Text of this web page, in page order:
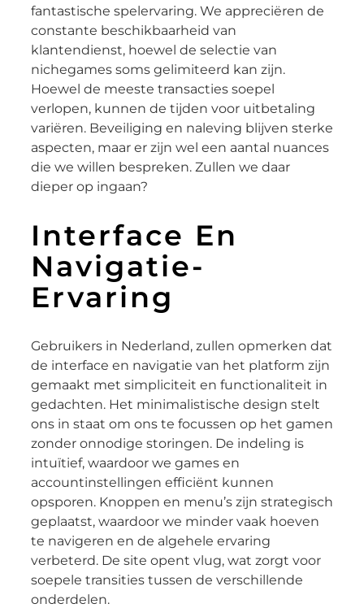
fantastische spelervaring. We appreciëren de
constante beschikbaarheid van
klantendienst, hoewel de selectie van
nichegames soms gelimiteerd kan zijn.
Hoewel de meeste transacties soepel
verlopen, kunnen de tijden voor uitbetaling
variëren. Beveiliging en naleving blijven sterke
aspecten, maar er zijn wel een aantal nuances
die we willen bespreken. Zullen we daar
dieper op ingaan?
Interface En
Navigatie-
Ervaring
Gebruikers in Nederland, zullen opmerken dat
de interface en navigatie van het platform zijn
gemaakt met simpliciteit en functionaliteit in
gedachten. Het minimalistische design stelt
ons in staat om ons te focussen op het gamen
zonder onnodige storingen. De indeling is
intuïtief, waardoor we games en
accountinstellingen efficiënt kunnen
opsporen. Knoppen en menu’s zijn strategisch
geplaatst, waardoor we minder vaak hoeven
te navigeren en de algehele ervaring
verbeterd. De site opent vlug, wat zorgt voor
soepele transities tussen de verschillende
onderdelen.